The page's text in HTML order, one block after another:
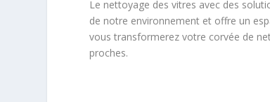
Le nettoyage des vitres avec des
de notre environnement et offre un
vous transformerez votre corvée de
proches.